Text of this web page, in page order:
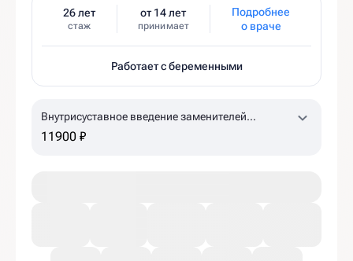
26 лет
стаж
от 14 лет
принимает
Подробнее
о враче
Работает с беременными
Внутрисуставное введение заменителей
синовиальной жидкости Гиалджект (коленный,
11900 ₽